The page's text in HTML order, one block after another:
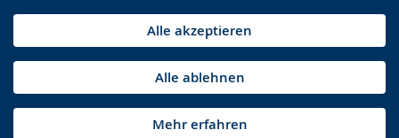
Alle akzeptieren
Alle ablehnen
Mehr erfahren